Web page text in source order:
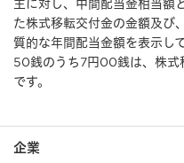
主に対し、中間配当金相当額
た株式移転交付金の金額及び
質的な年間配当金額を表示し
50銭のうち7円00銭は、株式
です。
企業